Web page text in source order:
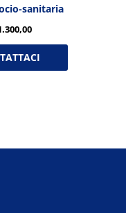
sanitaria